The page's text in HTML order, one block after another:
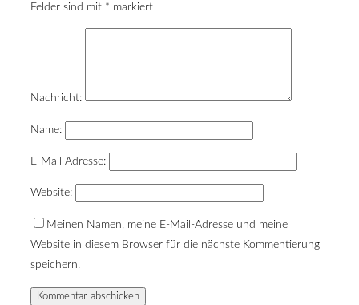
Felder sind mit * markiert
Nachricht:
Name:
E-Mail Adresse:
Website:
Meinen Namen, meine E-Mail-Adresse und meine
Website in diesem Browser für die nächste Kommentierung
speichern.